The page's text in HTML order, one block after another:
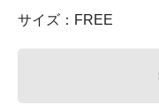
サイズ：FREE